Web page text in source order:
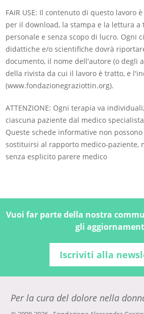
FAIR USE: Il contenuto di questo lavoro
per il download, la stampa e la lettura
personale e senza scopo di lucro. Ogni
didattiche e/o scientifiche dovrà
documento, il nome dell'autore (o degli
della rivista da cui il lavoro è tratto, e
(www.fondazionegraziottin.org).
ATTENZIONE: Ogni terapia va
ciascuna paziente dal medico
Queste schede informative non
sostituirsi al rapporto medico-paziente,
senza esplicito parere medico
Vuoi far parte della nostra
gli
Iscriviti alla
Per la cura del dolore nella